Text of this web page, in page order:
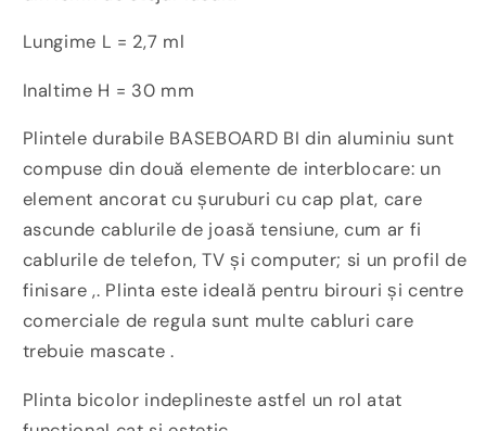
Lungime L = 2,7 ml
Inaltime H = 30 mm
Plintele durabile BASEBOARD BI din aluminiu sunt
compuse din două elemente de interblocare: un
element ancorat cu șuruburi cu cap plat, care
ascunde cablurile de joasă tensiune, cum ar fi
cablurile de telefon, TV și computer; si un profil de
finisare ,. Plinta este ideală pentru birouri și centre
comerciale de regula sunt multe cabluri care
trebuie mascate .
Plinta bicolor indeplineste astfel un rol atat